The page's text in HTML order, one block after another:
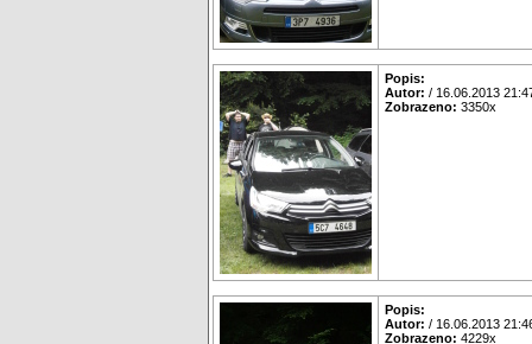
Popis:
Autor: / 16.06.2013
Zobrazeno: 3350x
Popis:
Autor: / 16.06.2013
Zobrazeno: 4229x